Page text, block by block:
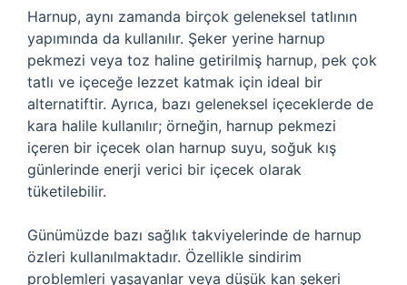
Harnup, aynı zamanda birçok geleneksel tatlının
yapımında da kullanılır. Şeker yerine harnup
pekmezi veya toz haline getirilmiş harnup, pek çok
tatlı ve içeceğe lezzet katmak için ideal bir
alternatiftir. Ayrıca, bazı geleneksel içeceklerde de
kara halile kullanılır; örneğin, harnup pekmezi
içeren bir içecek olan harnup suyu, soğuk kış
günlerinde enerji verici bir içecek olarak
tüketilebilir.
Günümüzde bazı sağlık takviyelerinde de harnup
özleri kullanılmaktadır. Özellikle sindirim
problemleri yaşayanlar veya düşük kan şekeri